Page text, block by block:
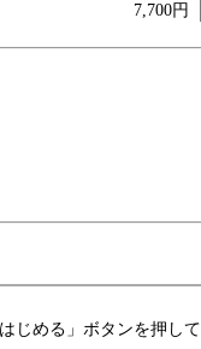
7,700円
じめる」ボタンを押して